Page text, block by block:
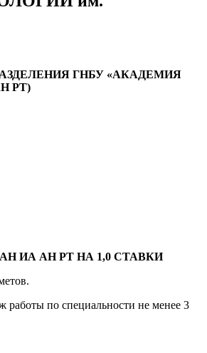
ГНБУ «АКАДЕМИЯ
РТ)
ИА АН РТ НА 1,0 СТАВКИ
работы по специальности не менее 3